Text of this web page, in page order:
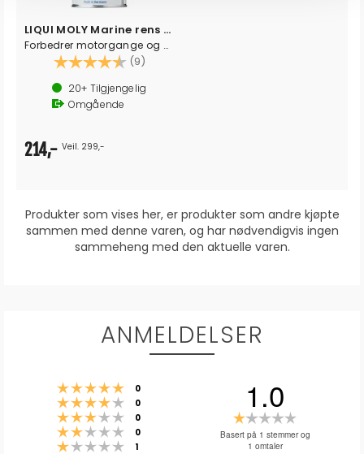
LIQUI MOLY Marine rens for bensinmotorer
Forbedrer motorgange og start. 500 ml
Karakter: (9)
20+ Tilgjengelig
Omgående
214,- Veil. 299,-
Produkter som vises her, er produkter som andre kjøpte
sammen med denne varen, og har nødvendigvis ingen
sammeheng med den aktuelle varen.
ANMELDELSER
Karakter: 5 av 5 mulige
0
Karakter: 4 av 5 mulige
0
Karakter: 3 av 5 mulige
0
Karakter: 2 av 5 mulige
0
Karakter: 1 av 5 mulige
1
1.0
1.0
Basert på 1 stemmer og
1 omtaler